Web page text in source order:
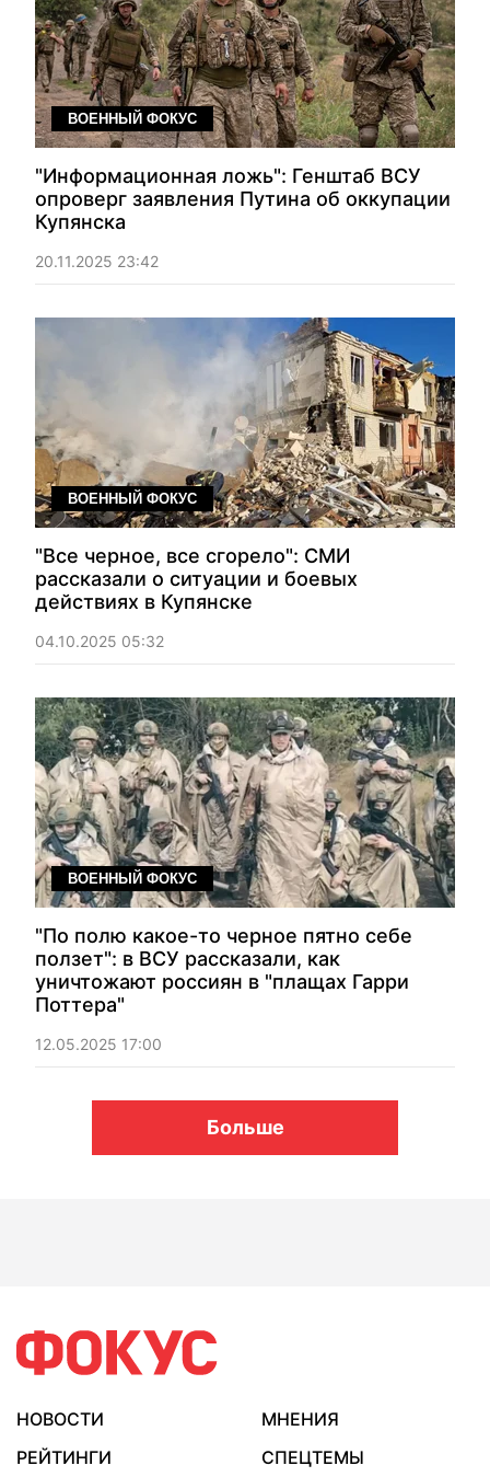
ВОЕННЫЙ ФОКУС
"Информационная ложь": Генштаб ВСУ
опроверг заявления Путина об оккупации
Купянска
20.11.2025 23:42
ВОЕННЫЙ ФОКУС
"Все черное, все сгорело": СМИ
рассказали о ситуации и боевых
действиях в Купянске
04.10.2025 05:32
ВОЕННЫЙ ФОКУС
"По полю какое-то черное пятно себе
ползет": в ВСУ рассказали, как
уничтожают россиян в "плащах Гарри
Поттера"
12.05.2025 17:00
Больше
НОВОСТИ
МНЕНИЯ
РЕЙТИНГИ
СПЕЦТЕМЫ